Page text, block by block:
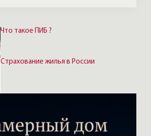
Что такое ПИБ ?
Страхование жилья в России